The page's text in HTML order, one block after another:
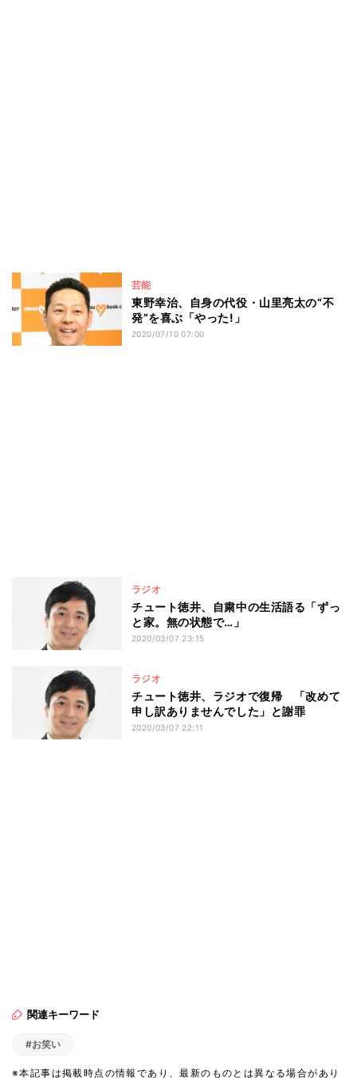
芸能
東野幸治、自身の代役・山里亮太の“不
発”を喜ぶ「やった!」
2020/07/10 07:00
ラジオ
チュート徳井、自粛中の生活語る「ずっ
と家。無の状態で…」
2020/03/07 23:15
ラジオ
チュート徳井、ラジオで復帰 「改めて
申し訳ありませんでした」と謝罪
2020/03/07 22:11
関連キーワード
#お笑い
※本記事は掲載時点の情報であり、最新のものとは異なる場合があり